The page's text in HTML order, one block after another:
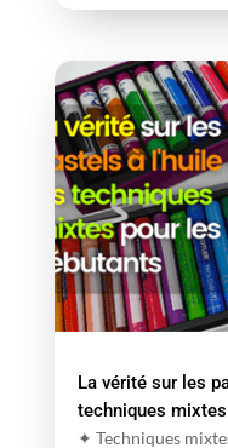
La vérité sur les
techniques
✦ Techniques